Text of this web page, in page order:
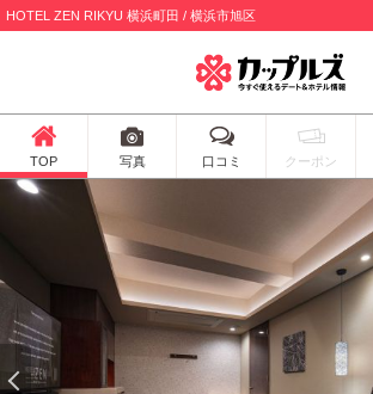
HOTEL ZEN RIKYU 横浜町田 / 横浜市旭区
TOP 写真 口コミ クーポン